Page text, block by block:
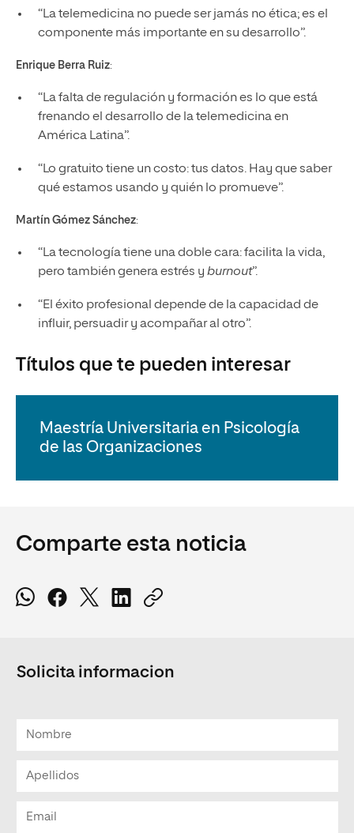
“La telemedicina no puede ser jamás no ética; es el
componente más importante en su desarrollo”.
Enrique Berra Ruiz:
“La falta de regulación y formación es lo que está
frenando el desarrollo de la telemedicina en
América Latina”.
“Lo gratuito tiene un costo: tus datos. Hay que saber
qué estamos usando y quién lo promueve”.
Martín Gómez Sánchez:
“La tecnología tiene una doble cara: facilita la vida,
pero también genera estrés y burnout”.
“El éxito profesional depende de la capacidad de
influir, persuadir y acompañar al otro”.
Títulos que te pueden interesar
Maestría Universitaria en Psicología
de las Organizaciones
Comparte esta noticia
Solicita informacion